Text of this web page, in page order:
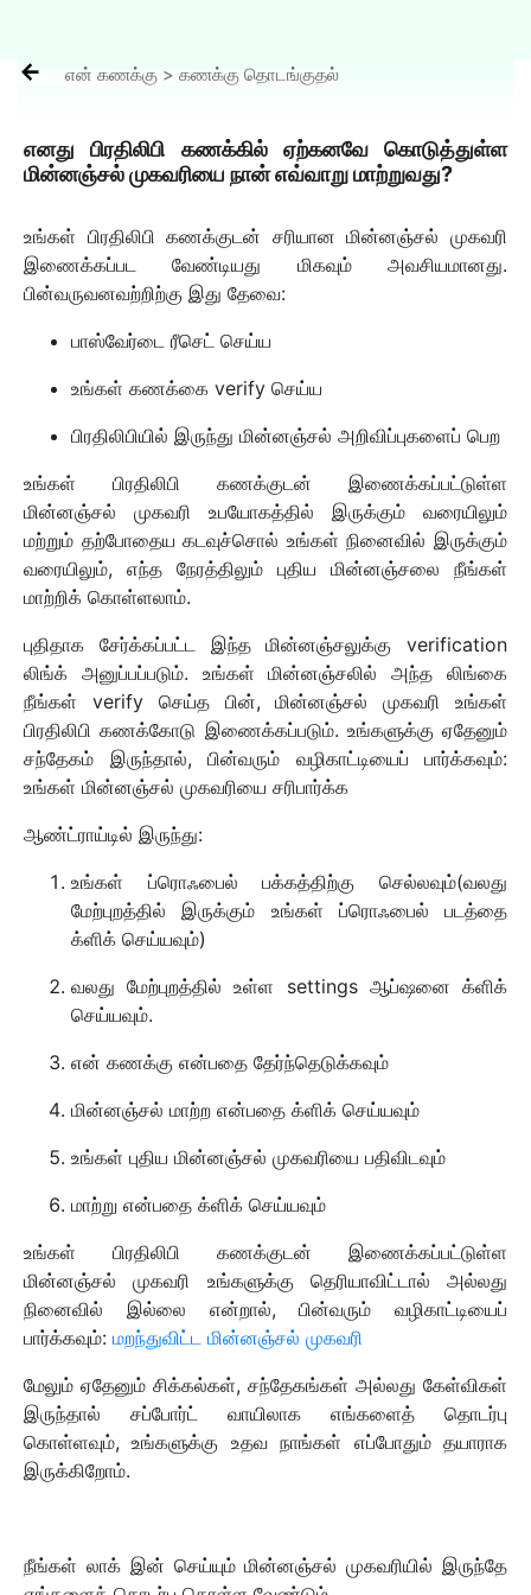
 என் கணக்கு > கணக்கு தொடங்குதல்
எனது பிரதிலிபி கணக்கில் ஏற்கனவே கொடுத்துள்ள
மின்னஞ்சல் முகவரியை நான் எவ்வாறு மாற்றுவது?
உங்கள் பிரதிலிபி கணக்குடன் சரியான மின்னஞ்சல் முகவரி
இணைக்கப்பட வேண்டியது மிகவும் அவசியமானது.
பின்வருவனவற்றிற்கு இது தேவை:
பாஸ்வேர்டை ரீசெட் செய்ய
உங்கள் கணக்கை verify செய்ய
பிரதிலிபியில் இருந்து மின்னஞ்சல் அறிவிப்புகளைப் பெற
உங்கள் பிரதிலிபி கணக்குடன் இணைக்கப்பட்டுள்ள
மின்னஞ்சல் முகவரி உபயோகத்தில் இருக்கும் வரையிலும்
மற்றும் தற்போதைய கடவுச்சொல் உங்கள் நினைவில் இருக்கும்
வரையிலும், எந்த நேரத்திலும் புதிய மின்னஞ்சலை நீங்கள்
மாற்றிக் கொள்ளலாம்.
புதிதாக சேர்க்கப்பட்ட இந்த மின்னஞ்சலுக்கு verification
லிங்க் அனுப்பப்படும். உங்கள் மின்னஞ்சலில் அந்த லிங்கை
நீங்கள் verify செய்த பின், மின்னஞ்சல் முகவரி உங்கள்
பிரதிலிபி கணக்கோடு இணைக்கப்படும். உங்களுக்கு ஏதேனும்
சந்தேகம் இருந்தால், பின்வரும் வழிகாட்டியைப் பார்க்கவும்:
உங்கள் மின்னஞ்சல் முகவரியை சரிபார்க்க
ஆண்ட்ராய்டில் இருந்து:
உங்கள் ப்ரொஃபைல் பக்கத்திற்கு செல்லவும்(வலது
மேற்புறத்தில் இருக்கும் உங்கள் ப்ரொஃபைல் படத்தை
க்ளிக் செய்யவும்)
வலது மேற்புறத்தில் உள்ள settings ஆப்ஷனை க்ளிக்
செய்யவும்.
என் கணக்கு என்பதை தேர்ந்தெடுக்கவும்
மின்னஞ்சல் மாற்ற என்பதை க்ளிக் செய்யவும்
உங்கள் புதிய மின்னஞ்சல் முகவரியை பதிவிடவும்
மாற்று என்பதை க்ளிக் செய்யவும்
உங்கள் பிரதிலிபி கணக்குடன் இணைக்கப்பட்டுள்ள
மின்னஞ்சல் முகவரி உங்களுக்கு தெரியாவிட்டால் அல்லது
நினைவில் இல்லை என்றால், பின்வரும் வழிகாட்டியைப்
பார்க்கவும்: மறந்துவிட்ட மின்னஞ்சல் முகவரி
மேலும் ஏதேனும் சிக்கல்கள், சந்தேகங்கள் அல்லது கேள்விகள்
இருந்தால் சப்போர்ட் வாயிலாக எங்களைத் தொடர்பு
கொள்ளவும், உங்களுக்கு உதவ நாங்கள் எப்போதும் தயாராக
இருக்கிறோம்.
நீங்கள் லாக் இன் செய்யும் மின்னஞ்சல் முகவரியில் இருந்தே